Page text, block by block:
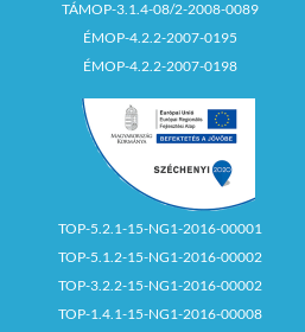
TÁMOP-3.1.4-08/2-2008-0089
ÉMOP-4.2.2-2007-0195
ÉMOP-4.2.2-2007-0198
TOP-5.2.1-15-NG1-2016-00001
TOP-5.1.2-15-NG1-2016-00002
TOP-3.2.2-15-NG1-2016-00002
TOP-1.4.1-15-NG1-2016-00008